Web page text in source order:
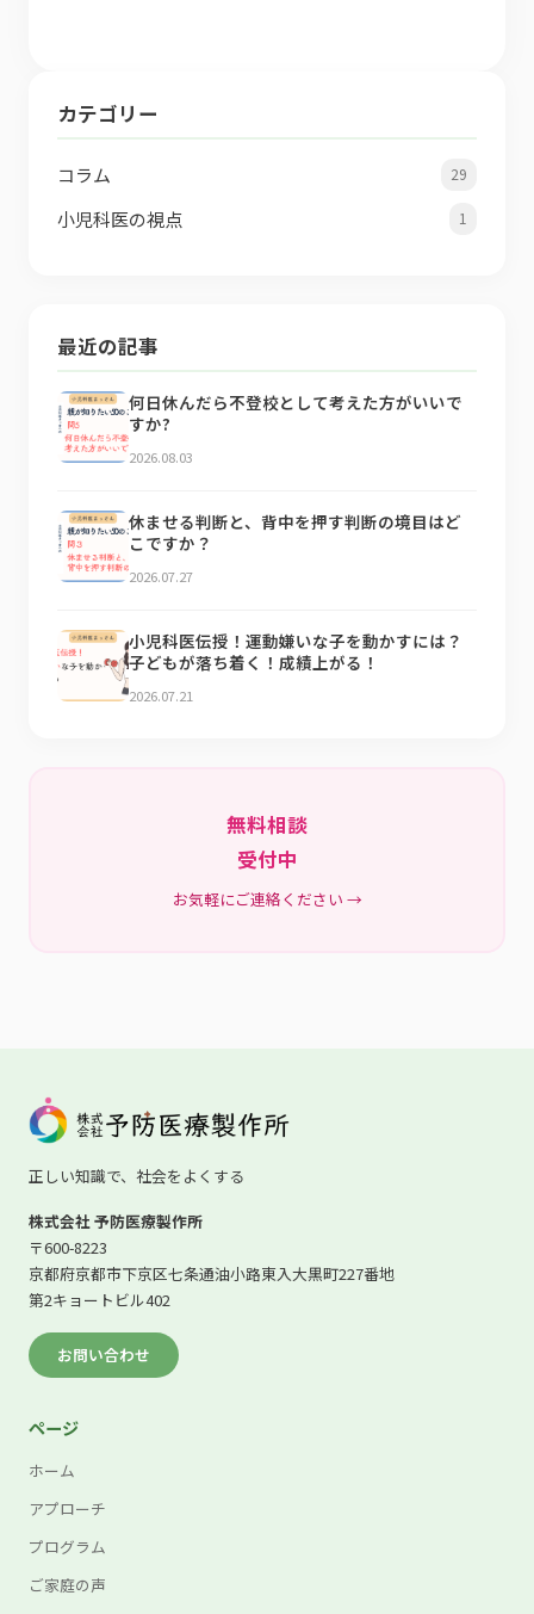
カテゴリー
コラム 29
小児科医の視点 1
最近の記事
何日休んだら不登校として考えた方がいいで
すか?
2026.08.03
休ませる判断と、背中を押す判断の境目はど
こですか？
2026.07.27
小児科医伝授！運動嫌いな子を動かすには？
子どもが落ち着く！成績上がる！
2026.07.21
無料相談
受付中
お気軽にご連絡ください →
正しい知識で、社会をよくする
株式会社 予防医療製作所
〒600-8223
京都府京都市下京区七条通油小路東入大黒町227番地
第2キョートビル402
お問い合わせ
ページ
ホーム
アプローチ
プログラム
ご家庭の声